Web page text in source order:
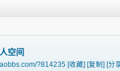
空间
?814235 [收藏] [复制] [分